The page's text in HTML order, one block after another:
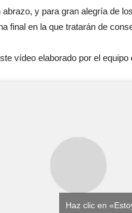
abrazo, y para gran alegría de
final en la que tratarán de
vídeo elaborado por el equipo
Haz clic en